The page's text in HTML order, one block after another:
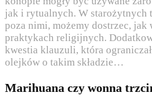
jak i rytualnych. W starożytnych
poza nimi, możemy dostrzec, jak
praktykach religijnych.
kwestia klauzuli, która
olejków o takim składzie…
Marihuana czy wonna